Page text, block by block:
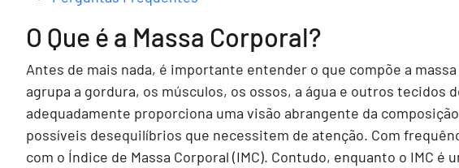
O Que é a Massa Corporal?
Antes de mais nada, é importante entender o que compõe a
agrupa a gordura, os músculos, os ossos, a água e outros tecidos
adequadamente proporciona uma visão abrangente da
possíveis desequilíbrios que necessitem de atenção. Com
com o Índice de Massa Corporal (IMC). Contudo, enquanto o IMC é